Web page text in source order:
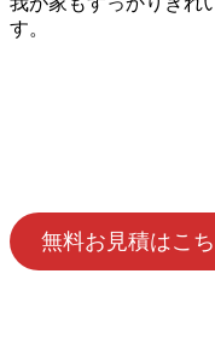
す。
無料お見積はこ